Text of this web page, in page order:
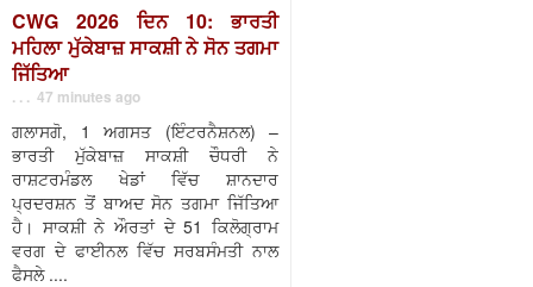
CWG 2026 ਦਿਨ 10: ਭਾਰਤੀ
ਮਹਿਲਾ ਮੁੱਕੇਬਾਜ਼ ਸਾਕਸ਼ੀ ਨੇ ਸੋਨ ਤਗਮਾ
ਜਿੱਤਿਆ
. . . 47 minutes ago
ਗਲਾਸਗੋ, 1 ਅਗਸਤ (ਇੰਟਰਨੈਸ਼ਨਲ) –
ਭਾਰਤੀ ਮੁੱਕੇਬਾਜ਼ ਸਾਕਸ਼ੀ ਚੌਧਰੀ ਨੇ
ਰਾਸ਼ਟਰਮੰਡਲ ਖੇਡਾਂ ਵਿੱਚ ਸ਼ਾਨਦਾਰ
ਪ੍ਰਦਰਸ਼ਨ ਤੋਂ ਬਾਅਦ ਸੋਨ ਤਗਮਾ ਜਿੱਤਿਆ
ਹੈ। ਸਾਕਸ਼ੀ ਨੇ ਔਰਤਾਂ ਦੇ 51 ਕਿਲੋਗ੍ਰਾਮ
ਵਰਗ ਦੇ ਫਾਈਨਲ ਵਿੱਚ ਸਰਬਸੰਮਤੀ ਨਾਲ
ਫੈਸਲੇ ....